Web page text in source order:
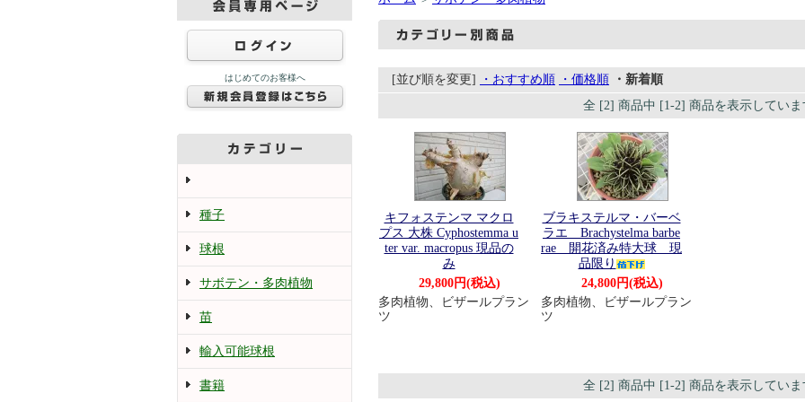
はじめてのお客様へ
種子
球根
サボテン・多肉植物
苗
輸入可能球根
書籍
[並び順を変更] ・おすすめ順 ・価格順
・新着順
全 [2] 商品中 [1-2] 商品を表示していま
キフォステンマ マクロ
プス 大株 Cyphostemma u
ter var. macropus 現品の
み
29,800円(税込)
多肉植物、ビザールプラン
ツ
ブラキステルマ・バーベ
ラエ Brachystelma barbe
rae 開花済み特大球 現
品限り
24,800円(税込)
多肉植物、ビザールプラン
ツ
全 [2] 商品中 [1-2] 商品を表示していま